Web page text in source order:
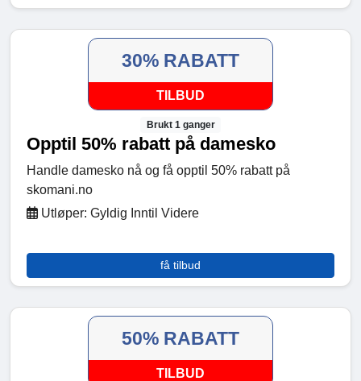
30% RABATT
TILBUD
Brukt 1 ganger
Opptil 50% rabatt på damesko
Handle damesko nå og få opptil 50% rabatt på
skomani.no
Utløper: Gyldig Inntil Videre
få tilbud
50% RABATT
TILBUD